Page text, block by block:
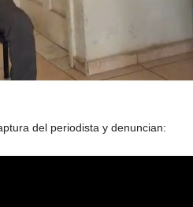
del periodista y denuncian: